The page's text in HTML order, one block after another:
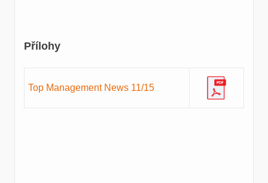
Přílohy
Top Management News 11/15